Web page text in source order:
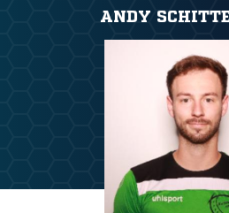
ANDY